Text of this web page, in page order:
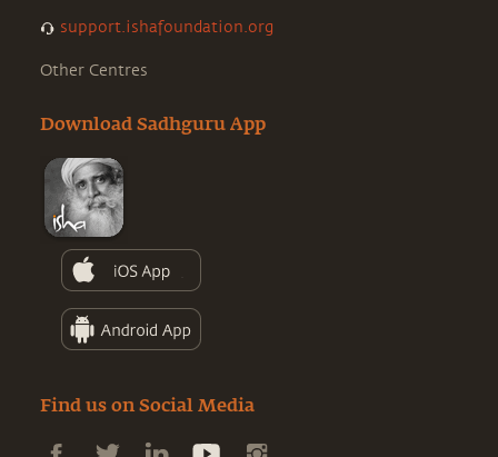
support.ishafoundation.org
Other Centres
Download Sadhguru App
Find us on Social Media